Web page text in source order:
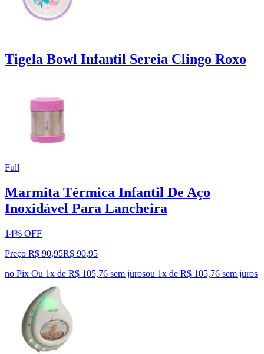
Tigela Bowl Infantil Sereia Clingo Roxo
Full
Marmita Térmica Infantil De Aço
Inoxidável Para Lancheira
14% OFF
Preço R$ 90,95R$ 90,95
no Pix Ou 1x de R$ 105,76 sem jurosou 1x de R$ 105,76 sem juros